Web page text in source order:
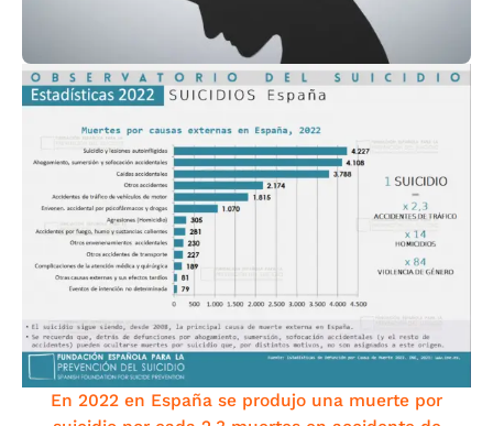
En 2022 en España se produjo una muerte por